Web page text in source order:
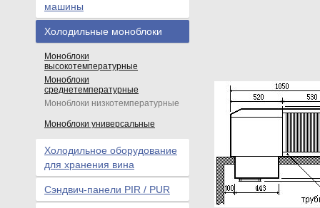
машины
Холодильные моноблоки
Моноблоки
высокотемпературные
Моноблоки
среднетемпературные
Моноблоки низкотемпературные
Моноблоки универсальные
Холодильное оборудование
для хранения вина
Сэндвич-панели PIR / PUR